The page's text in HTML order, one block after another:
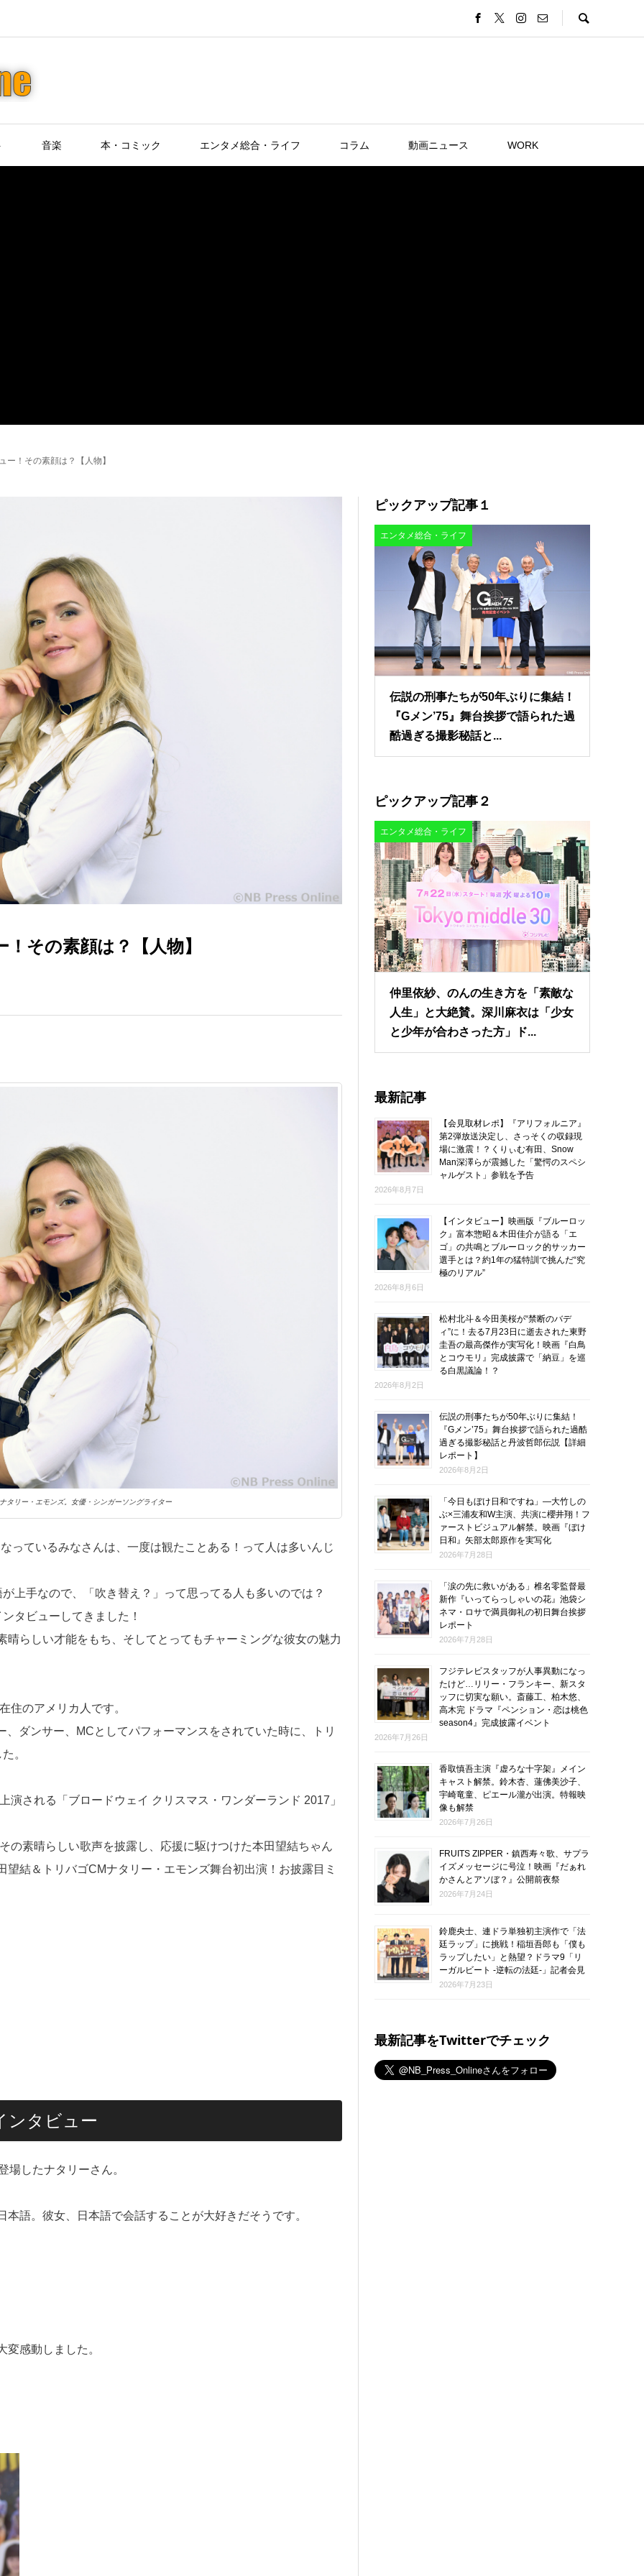
音楽 本・コミック エンタメ総合・ライフ コラム 動画ニュース WORK
ー！その素顔は？【人物】
その素顔は？【人物】
タリー・エモンズ。女優・シンガーソングライター
っているみなさんは、一度は観たことある！って人は多いんじ
上手なので、「吹き替え？」って思ってる人も多いのでは？
タビューしてきました！
らしい才能をもち、そしてとってもチャーミングな彼女の魅力
住のアメリカ人です。
ダンサー、MCとしてパフォーマンスをされていた時に、トリ
。
される「ブロードウェイ クリスマス・ワンダーランド 2017」
の素晴らしい歌声を披露し、応援に駆けつけた本田望結ちゃん
結＆トリバゴCMナタリー・エモンズ舞台初出演！お披露目ミ
ンタビュー
場したナタリーさん。
語。彼女、日本語で会話することが大好きだそうです。
感動しました。
ピックアップ記事１
エンタメ総合・ライフ
伝説の刑事たちが50年ぶりに集結！
『Gメン’75』舞台挨拶で語られた過
酷過ぎる撮影秘話と...
ピックアップ記事２
エンタメ総合・ライフ
仲里依紗、のんの生き方を「素敵な
人生」と大絶賛。深川麻衣は「少女
と少年が合わさった方」ド...
最新記事
【会見取材レポ】『アリフォルニア』
第2弾放送決定し、さっそくの収録現
場に激震！？くりぃむ有田、Snow
Man深澤らが震撼した「驚愕のスペシ
ャルゲスト」参戦を予告
2026年8月7日
【インタビュー】映画版『ブルーロッ
ク』富本惣昭＆木田佳介が語る「エ
ゴ」の共鳴とブルーロック的サッカー
選手とは？約1年の猛特訓で挑んだ“究
極のリアル”
2026年8月6日
松村北斗＆今田美桜が“禁断のバデ
ィ”に！去る7月23日に逝去された東野
圭吾の最高傑作が実写化！映画『白鳥
とコウモリ』完成披露で「納豆」を巡
る白黒議論！？
2026年8月2日
伝説の刑事たちが50年ぶりに集結！
『Gメン’75』舞台挨拶で語られた過酷
過ぎる撮影秘話と丹波哲郎伝説【詳細
レポート】
2026年8月2日
「今日もぼけ日和ですね」―大竹しの
ぶ×三浦友和W主演、共演に櫻井翔！フ
ァーストビジュアル解禁。映画『ぼけ
日和』矢部太郎原作を実写化
2026年7月28日
「涙の先に救いがある」椎名零監督最
新作『いってらっしゃいの花』池袋シ
ネマ・ロサで満員御礼の初日舞台挨拶
レポート
2026年7月28日
フジテレビスタッフが人事異動になっ
たけど…リリー・フランキー、新スタ
ッフに切実な願い。斎藤工、柏木悠、
高木完 ドラマ『ペンション・恋は桃色
season4』完成披露イベント
2026年7月26日
香取慎吾主演『虚ろな十字架』メイン
キャスト解禁。鈴木杏、蓮佛美沙子、
宇崎竜童、ピエール瀧が出演。特報映
像も解禁
2026年7月26日
FRUITS ZIPPER・鎮西寿々歌、サプラ
イズメッセージに号泣！映画『だぁれ
かさんとアソぼ？』公開前夜祭
2026年7月24日
鈴鹿央士、連ドラ単独初主演作で「法
廷ラップ」に挑戦！稲垣吾郎も「僕も
ラップしたい」と熱望？ドラマ9「リ
ーガルビート -逆転の法廷-」記者会見
2026年7月23日
最新記事をTwitterでチェック